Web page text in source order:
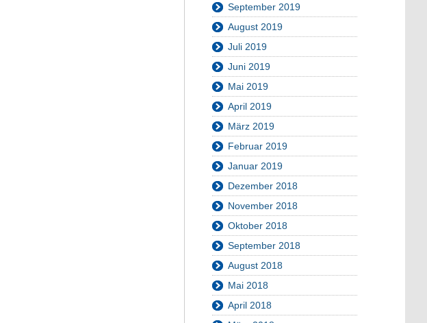
September 2019
August 2019
Juli 2019
Juni 2019
Mai 2019
April 2019
März 2019
Februar 2019
Januar 2019
Dezember 2018
November 2018
Oktober 2018
September 2018
August 2018
Mai 2018
April 2018